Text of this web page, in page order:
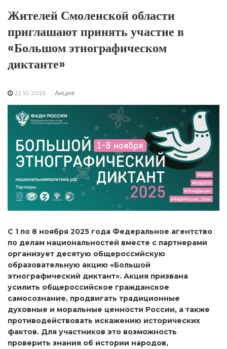
Жителей Смоленской области
приглашают принять участие в
«Большом этнографическом
диктанте»
22.10.2025 Акция
С 1 по 8 ноября 2025 года Федеральное агентство
по делам национальностей вместе с партнерами
организует десятую общероссийскую
образовательную акцию «Большой
этнографический диктант». Акция призвана
усилить общероссийское гражданское
самосознание, продвигать традиционные
духовные и моральные ценности России, а также
противодействовать искажению исторических
фактов. Для участников это возможность
проверить знания об истории народов,